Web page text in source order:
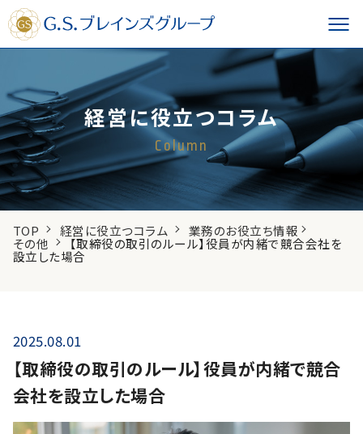
経営に役立つコラム
Column
TOP 経営に役立つコラム 業務のお役立ち情報
その他 【取締役の取引のルール】役員が内緒で競合会社を
設立した場合
2025.08.01
【取締役の取引のルール】役員が内緒で競合
会社を設立した場合